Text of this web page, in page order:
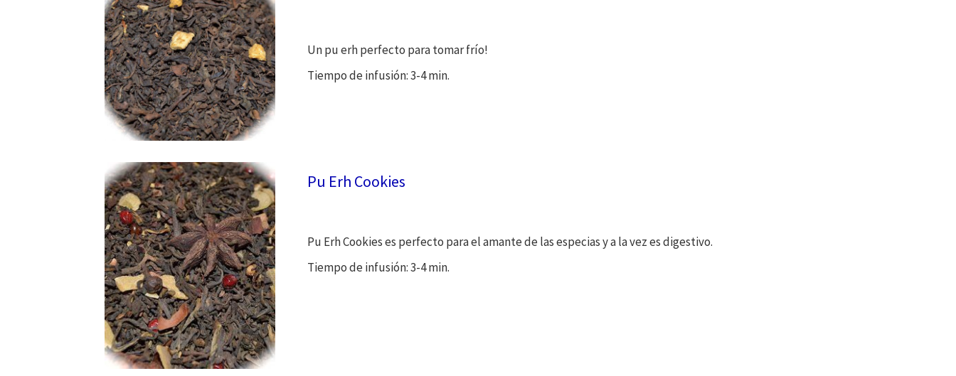
Un pu erh perfecto para tomar frío!
Tiempo de infusión: 3-4 min.
Pu Erh Cookies
Pu Erh Cookies es perfecto para el amante de las especias y a la vez es digestivo.
Tiempo de infusión: 3-4 min.